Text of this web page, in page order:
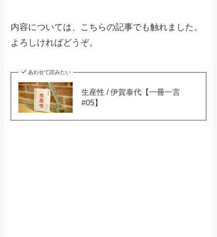
内容については、こちらの記事でも触れました。
よろしければどうぞ。
あわせて読みたい
生産性 / 伊賀泰代【一冊一言
#05】